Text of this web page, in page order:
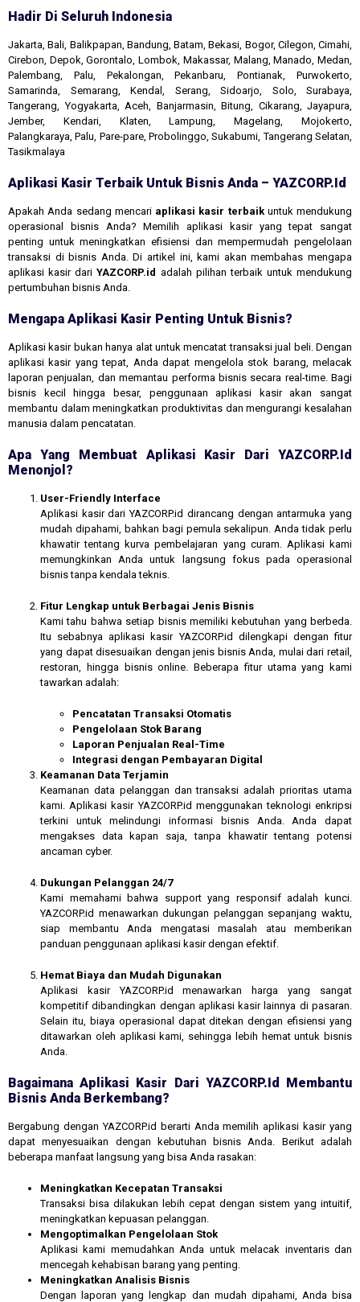
Hadir Di Seluruh Indonesia
Jakarta, Bali, Balikpapan, Bandung, Batam, Bekasi, Bogor, Cilegon, Cimahi,
Cirebon, Depok, Gorontalo, Lombok, Makassar, Malang, Manado, Medan,
Palembang, Palu, Pekalongan, Pekanbaru, Pontianak, Purwokerto,
Samarinda, Semarang, Kendal, Serang, Sidoarjo, Solo, Surabaya,
Tangerang, Yogyakarta, Aceh, Banjarmasin, Bitung, Cikarang, Jayapura,
Jember, Kendari, Klaten, Lampung, Magelang, Mojokerto,
Palangkaraya, Palu, Pare-pare, Probolinggo, Sukabumi, Tangerang Selatan,
Tasikmalaya
Aplikasi Kasir Terbaik Untuk Bisnis Anda – YAZCORP.id
Apakah Anda sedang mencari aplikasi kasir terbaikuntuk mendukung
operasional bisnis Anda? Memilih aplikasi kasir yang tepat sangat
penting untuk meningkatkan efisiensi dan mempermudah pengelolaan
transaksi di bisnis Anda. Di artikel ini, kami akan membahas mengapa
aplikasi kasir dariYAZCORP.id adalah pilihan terbaik untuk mendukung
pertumbuhan bisnis Anda.
Mengapa Aplikasi Kasir Penting Untuk Bisnis?
Aplikasi kasir bukan hanya alat untuk mencatat transaksi jual beli. Dengan
aplikasi kasir yang tepat, Anda dapat mengelola stok barang, melacak
laporan penjualan, dan memantau performa bisnis secara real-time. Bagi
bisnis kecil hingga besar, penggunaan aplikasi kasir akan sangat
membantu dalam meningkatkan produktivitas dan mengurangi kesalahan
manusia dalam pencatatan.
Apa Yang Membuat Aplikasi Kasir Dari YAZCORP.id
Menonjol?
User-Friendly Interface
Aplikasi kasir dari YAZCORP.id dirancang dengan antarmuka yang
mudah dipahami, bahkan bagi pemula sekalipun. Anda tidak perlu
khawatir tentang kurva pembelajaran yang curam. Aplikasi kami
memungkinkan Anda untuk langsung fokus pada operasional
bisnis tanpa kendala teknis.
Fitur Lengkap untuk Berbagai Jenis Bisnis
Kami tahu bahwa setiap bisnis memiliki kebutuhan yang berbeda.
Itu sebabnya aplikasi kasir YAZCORP.id dilengkapi dengan fitur
yang dapat disesuaikan dengan jenis bisnis Anda, mulai dari retail,
restoran, hingga bisnis online. Beberapa fitur utama yang kami
tawarkan adalah:
Pencatatan Transaksi Otomatis
Pengelolaan Stok Barang
Laporan Penjualan Real-Time
Integrasi dengan Pembayaran Digital
Keamanan Data Terjamin
Keamanan data pelanggan dan transaksi adalah prioritas utama
kami. Aplikasi kasir YAZCORP.id menggunakan teknologi enkripsi
terkini untuk melindungi informasi bisnis Anda. Anda dapat
mengakses data kapan saja, tanpa khawatir tentang potensi
ancaman cyber.
Dukungan Pelanggan 24/7
Kami memahami bahwa support yang responsif adalah kunci.
YAZCORP.id menawarkan dukungan pelanggan sepanjang waktu,
siap membantu Anda mengatasi masalah atau memberikan
panduan penggunaan aplikasi kasir dengan efektif.
Hemat Biaya dan Mudah Digunakan
Aplikasi kasir YAZCORP.id menawarkan harga yang sangat
kompetitif dibandingkan dengan aplikasi kasir lainnya di pasaran.
Selain itu, biaya operasional dapat ditekan dengan efisiensi yang
ditawarkan oleh aplikasi kami, sehingga lebih hemat untuk bisnis
Anda.
Bagaimana Aplikasi Kasir Dari YAZCORP.id Membantu
Bisnis Anda Berkembang?
Bergabung dengan YAZCORP.id berarti Anda memilih aplikasi kasir yang
dapat menyesuaikan dengan kebutuhan bisnis Anda. Berikut adalah
beberapa manfaat langsung yang bisa Anda rasakan:
Meningkatkan Kecepatan Transaksi
Transaksi bisa dilakukan lebih cepat dengan sistem yang intuitif,
meningkatkan kepuasan pelanggan.
Mengoptimalkan Pengelolaan Stok
Aplikasi kami memudahkan Anda untuk melacak inventaris dan
mencegah kehabisan barang yang penting.
Meningkatkan Analisis Bisnis
Dengan laporan yang lengkap dan mudah dipahami, Anda bisa